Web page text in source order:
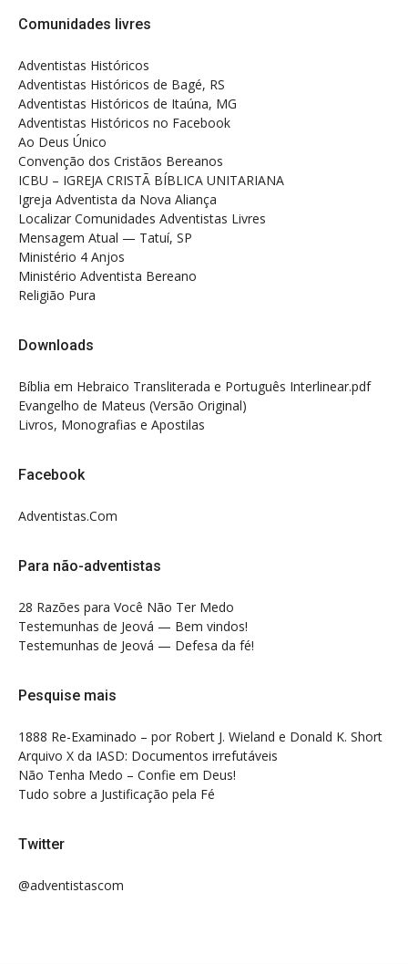
Comunidades livres
Adventistas Históricos
Adventistas Históricos de Bagé, RS
Adventistas Históricos de Itaúna, MG
Adventistas Históricos no Facebook
Ao Deus Único
Convenção dos Cristãos Bereanos
ICBU – IGREJA CRISTÃ BÍBLICA UNITARIANA
Igreja Adventista da Nova Aliança
Localizar Comunidades Adventistas Livres
Mensagem Atual — Tatuí, SP
Ministério 4 Anjos
Ministério Adventista Bereano
Religião Pura
Downloads
Bíblia em Hebraico Transliterada e Português Interlinear.pdf
Evangelho de Mateus (Versão Original)
Livros, Monografias e Apostilas
Facebook
Adventistas.Com
Para não-adventistas
28 Razões para Você Não Ter Medo
Testemunhas de Jeová — Bem vindos!
Testemunhas de Jeová — Defesa da fé!
Pesquise mais
1888 Re-Examinado – por Robert J. Wieland e Donald K. Short
Arquivo X da IASD: Documentos irrefutáveis
Não Tenha Medo – Confie em Deus!
Tudo sobre a Justificação pela Fé
Twitter
@adventistascom